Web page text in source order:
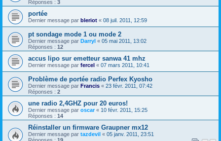
Réponses : 3
portée
Dernier message par bleriot « 08 juil. 2011, 12:59
pt sondage mode 1 ou mode 2
Dernier message par Darryl « 05 mai 2011, 13:02
Réponses : 12
accus lipo sur emetteur sanwa 41 mhz
Dernier message par fercel « 07 mars 2011, 10:41
Problème de portée radio Perfex Kyosho
Dernier message par Francis « 23 févr. 2011, 07:42
Réponses : 2
une radio 2,4GHZ pour 20 euros!
Dernier message par oscar« 10 févr. 2011, 15:25
Réponses : 14
Réinstaller un firmware Graupner mx12
Dernier message par tazdevil « 05 janv. 2011, 23:51